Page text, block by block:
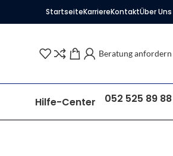
StartseiteKarriereKontaktÜber Uns
Beratung anfordern
Hilfe-Center 052 525 89 88